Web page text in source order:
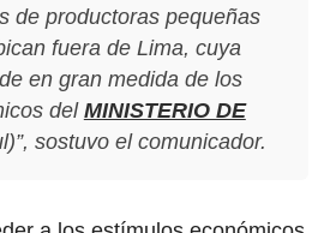
de productoras pequeñas
fuera de Lima, cuya
en gran medida de los
del MINISTERIO DE
sostuvo el comunicador.